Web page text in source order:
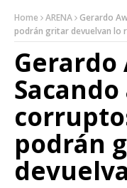
Home ARENA Gerardo
podrán gritar devuelvan lo
Gerardo
Sacando
podrán